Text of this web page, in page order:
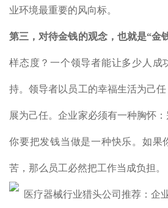
业环境最重要的风向标。
第三，对待金钱的观念，也就是“金
样态度？一个领导者能让多少人成
持。领导者以员工的幸福生活为己
展为己任。企业家必须有一种胸怀
你要把发钱当做是一种快乐。如果
苦，那么员工必然把工作当成负担。